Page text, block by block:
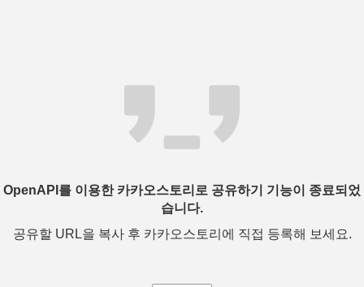
OpenAPI를 이용한 카카오스토리로 공유하기 기능이 종료되었
습니다.
공유할 URL을 복사 후 카카오스토리에 직접 등록해 보세요.